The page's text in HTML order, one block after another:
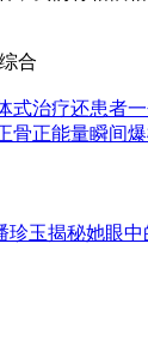
合
式治疗还患者
骨正能量瞬间爆
珍玉揭秘她眼中